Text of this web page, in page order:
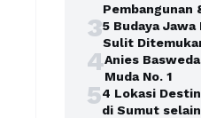
Pembangunan
35 Budaya Jawa
Sulit
4Anies
Muda No. 1
54 Lokasi
di Sumut